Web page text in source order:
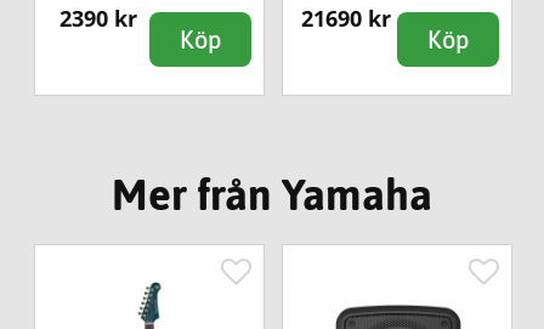
2390 kr
Köp
21690 kr
Köp
Mer från Yamaha